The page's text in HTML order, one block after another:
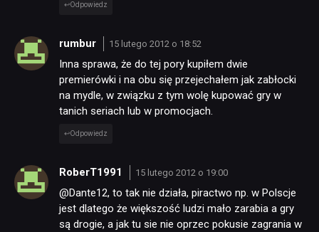
Odpowiedz
rumbur 15 lutego 2012 o 18:52
Inna sprawa, że do tej pory kupiłem dwie
premierówki i na obu się przejechałem jak zabłocki
na mydle, w związku z tym wolę kupować gry w
tanich seriach lub w promocjach.
Odpowiedz
RoberT1991 15 lutego 2012 o 19:00
@Dante12, to tak nie działa, piractwo np. w Polscje
jest dlatego że większość ludzi mało zarabia a gry
są drogie, a jak tu sie nie oprzec pokusie zagrania w